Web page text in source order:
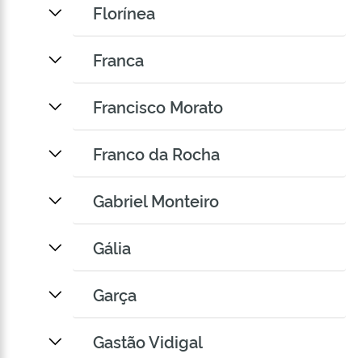
Florínea
Franca
Francisco Morato
Franco da Rocha
Gabriel Monteiro
Gália
Garça
Gastão Vidigal